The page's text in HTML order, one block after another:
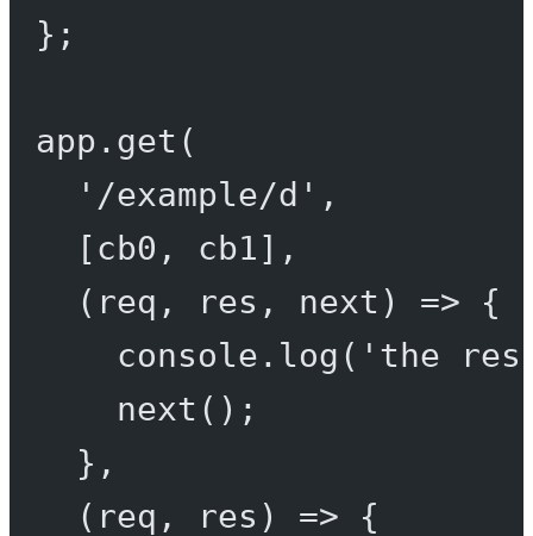
};
app. get (
'/example/d' ,
[cb0, cb1],
( req , res , next ) => {
console. log ( 'the
next ();
},
( req , res ) => {